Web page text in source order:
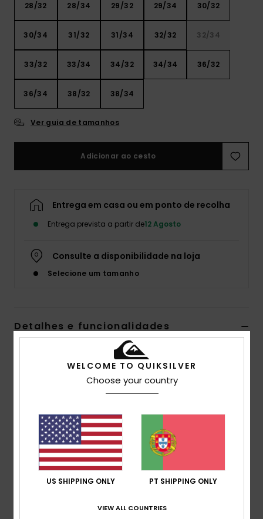
28/32 28/34 29/32 29/34 30/32
30/34 31/32 31/34 32/32 32/34
33/32 33/34 34/32 34/34 36/32
36/34 38/32 38/34
Ver guia de tamanhos
Adicionar ao cesto
Entrega em casa ou em ponto de recolha
Entrega prevista a partir de12 Agosto
Consulte a disponibilidade na loja
Selecione um tamanho
Detalhes e funcionalidades
Calças de ganga folgadas Azul Homem
Código de Cor
Tecido:100% algodão orgânico denim [15 oz.]
Corte:caimento folgado com leve afunilamento
nos tornozelos.
Abertura da perna:25 cm
Lavagem:lavagem leve inspirada nos anos 90
cor uniforme
WELCOME TO QUIKSILVER
Choose your country
US SHIPPING ONLY PT SHIPPING ONLY
VIEW ALL COUNTRIES